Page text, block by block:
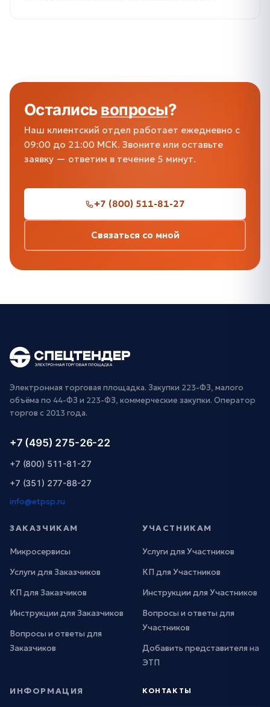
Осталисьвопросы?
Наш клиентский отдел работает ежедневно с
09:00 до 21:00 МСК. Звоните или оставьте
заявку — ответим в течение 5 минут.
+7 (800) 511-81-27
Связаться со мной
Электронная торговая площадка. Закупки 223-ФЗ, малого
объёма по 44-ФЗ и 223-ФЗ, коммерческие закупки. Оператор
торгов с 2013 года.
+7 (495) 275-26-22
+7 (800) 511-81-27
+7 (351) 277-88-27
info@etpsp.ru
ЗАКАЗЧИКАМ
Микросервисы
Услуги для Заказчиков
КП для Заказчиков
Инструкции для Заказчиков
Вопросы и ответы для
Заказчиков
УЧАСТНИКАМ
Услуги для Участников
КП для Участников
Инструкции для Участников
Вопросы и ответы для
Участников
Добавить представителя на
ЭТП
ИНФОРМАЦИЯ КОНТАКТЫ